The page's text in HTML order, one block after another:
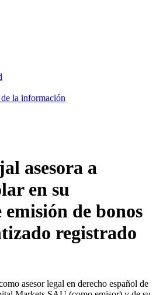
la información
asesora a
en su
de bonos
registrado
asesor legal en derecho español de